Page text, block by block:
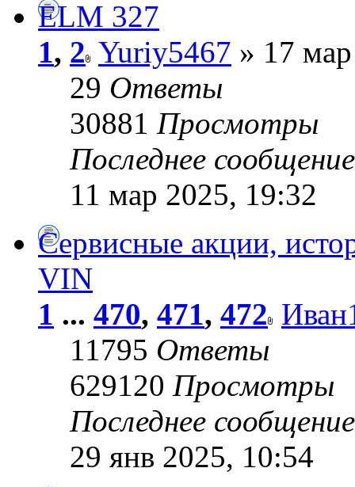
ELM 327
1, 2 Yuriy5467 » 17
29 Ответы
30881 Просмотры
Последнее
11 мар 2025, 19:32
Сервисные акции,
VIN
1 ... 470, 471, 472
11795 Ответы
629120 Просмотры
Последнее
29 янв 2025, 10:54